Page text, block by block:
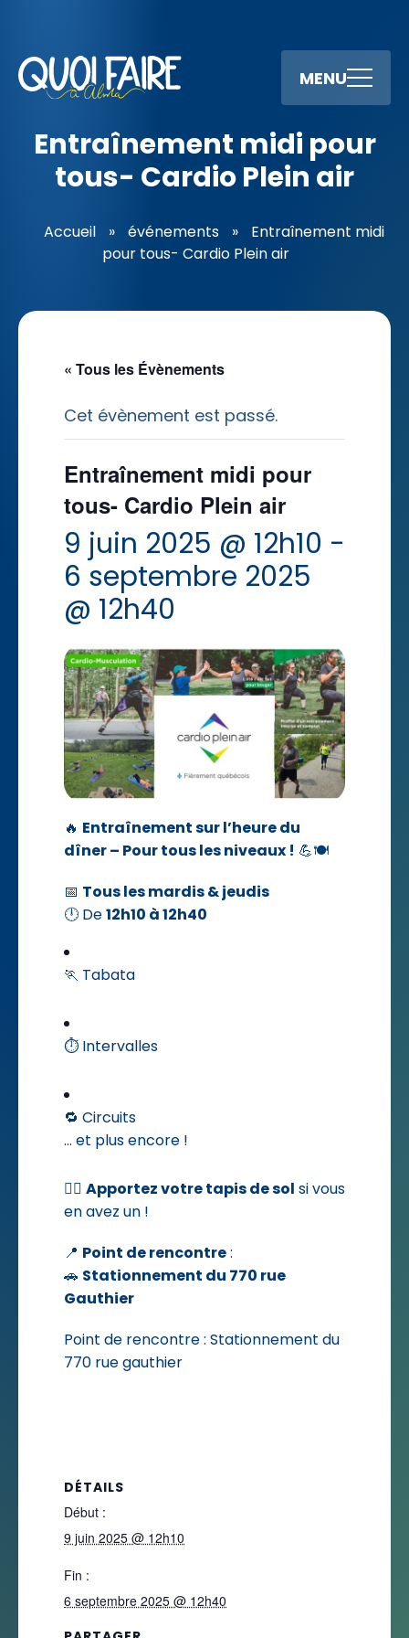
MENU
Entraînement midi pour
tous- Cardio Plein air
Accueil » événements »
Entraînement midi
pour tous- Cardio Plein air
« Tous les Évènements
Cet évènement est passé.
Entraînement midi pour
tous- Cardio Plein air
9 juin 2025 @ 12h10 -
6 septembre 2025
@ 12h40
🔥 Entraînement sur l’heure du
dîner – Pour tous les niveaux ! 💪🍽️
📅 Tous les mardis & jeudis
🕛 De12h10 à 12h40
🏃 Tabata
⏱️ Intervalles
🔁 Circuits
… et plus encore !
🧘‍♂️ Apportez votre tapis de sol si vous
en avez un !
📍 Point de rencontre:
🚗 Stationnement du 770 rue
Gauthier
Point de rencontre : Stationnement du
770 rue gauthier
DÉTAILS
Début :
9 juin 2025 @ 12h10
Fin :
6 septembre 2025 @ 12h40